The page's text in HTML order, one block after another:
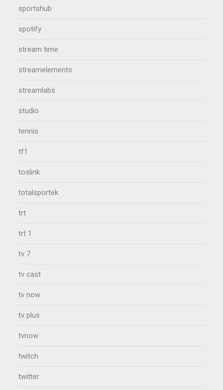
sportshub
spotify
stream time
streamelements
streamlabs
studio
tennis
tf1
toslink
totalsportek
trt
trt 1
tv 7
tv cast
tv now
tv plus
tvnow
twitch
twitter